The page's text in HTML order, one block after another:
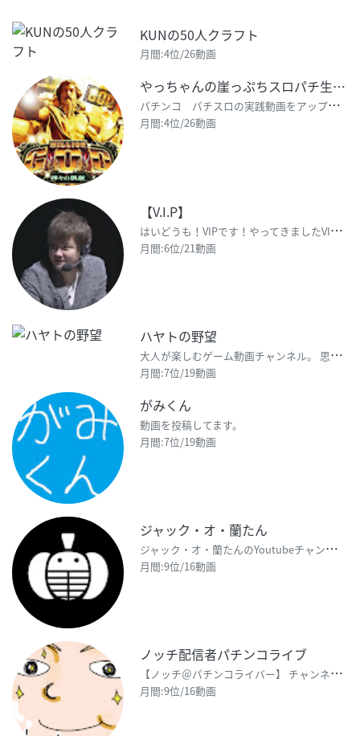
KUNの50人クラフト
月間:4位/26動画
やっちゃんの崖っぷちスロパチ生活
パ
チンコ パチスロの実践動画をアップしています。 視聴者の方が楽しく、熱くなれるような動画を目指して
月間:4位/26動画
【V.I.P】
は
いどうも！VIPです！やってきましたVIPです！よろしくお願いしますVIPです！ プロ野球スピリ
月間:6位/21動画
ハヤトの野望
大
人が楽しむゲーム動画チャンネル。 思いつくけど自分ではしないようなプレイや 色々な実験をゲーム内で
月間:7位/19動画
がみくん
動画を投稿してます。
月間:7位/19動画
ジャック・オ・蘭たん
ジ
ャック・オ・蘭たんのYoutubeチャンネルです。 連絡先【jack.o.lantah@gmai
月間:9位/16動画
ノッチ配信者パチンコライブ
【
ノッチ＠パチンコライバー】 チャンネル概要 パチンコ店舗で実戦ライブ配信を行っております。 チャン
月間:9位/16動画